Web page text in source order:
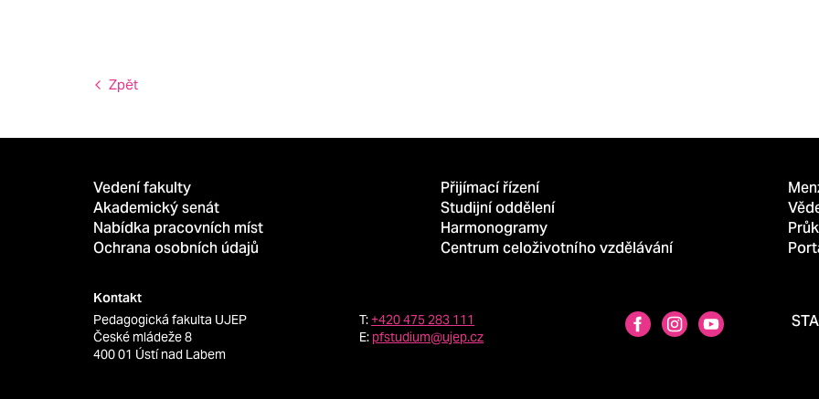
Zpět
Vedení fakulty
Akademický senát
Nabídka pracovních míst
Ochrana osobních údajů
Přijímací řízení
Studijní oddělení
Harmonogramy
Centrum celoživotního vzdělávání
Kontakt
Pedagogická fakulta UJEP
České mládeže 8
400 01 Ústí nad Labem
T:+420 475 283 111
E:pfstudium@ujep.cz